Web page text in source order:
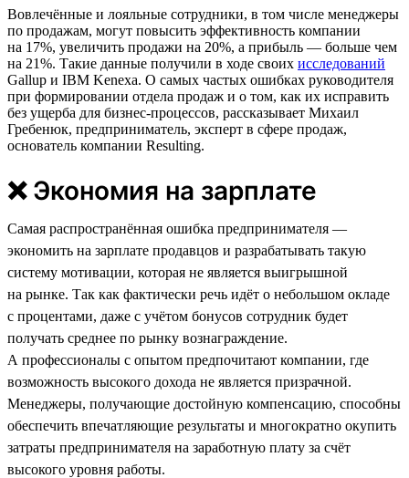
Вовлечённые и лояльные сотрудники, в том числе менеджеры
по продажам, могут повысить эффективность компании
на 17%, увеличить продажи на 20%, а прибыль — больше чем
на 21%. Такие данные получили в ходе своих исследований
Gallup и IBM Kenexa. О самых частых ошибках руководителя
при формировании отдела продаж и о том, как их исправить
без ущерба для бизнес-процессов, рассказывает Михаил
Гребенюк, предприниматель, эксперт в сфере продаж,
основатель компании Resulting.
❌ Экономия на зарплате
Самая распространённая ошибка предпринимателя —
экономить на зарплате продавцов и разрабатывать такую
систему мотивации, которая не является выигрышной
на рынке. Так как фактически речь идёт о небольшом окладе
с процентами, даже с учётом бонусов сотрудник будет
получать среднее по рынку вознаграждение.
А профессионалы с опытом предпочитают компании, где
возможность высокого дохода не является призрачной.
Менеджеры, получающие достойную компенсацию, способны
обеспечить впечатляющие результаты и многократно окупить
затраты предпринимателя на заработную плату за счёт
высокого уровня работы.